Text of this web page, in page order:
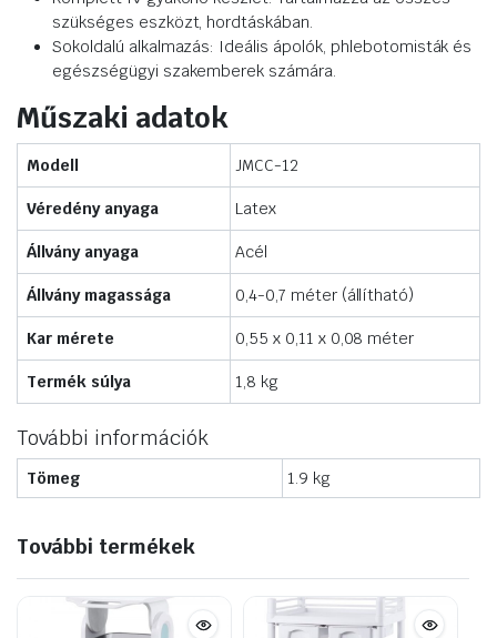
szükséges eszközt, hordtáskában.
Sokoldalú alkalmazás: Ideális ápolók, phlebotomisták és
egészségügyi szakemberek számára.
Műszaki adatok
Modell JMCC-12
Véredény anyaga Latex
Állvány anyaga Acél
Állvány magassága 0,4-0,7 méter (állítható)
Kar mérete 0,55 x 0,11 x 0,08 méter
Termék súlya 1,8 kg
További információk
Tömeg 1.9 kg
További termékek